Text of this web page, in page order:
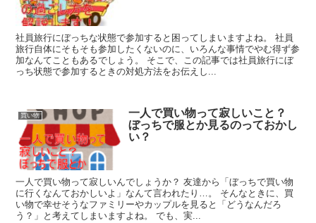
社員旅行にぼっちな状態で参加すると困ってしまいますよね。 社員
旅行自体にそもそも参加したくないのに、いろんな事情でやむ得ず参
加なんてこともあるでしょう。 そこで、この記事では社員旅行にぼ
っち状態で参加するときの対処方法をお伝えし...
買い物
一人で買い物って寂しいこと？
ぼっちで服とか見るのっておかし
い？
一人で買い物って寂しいんでしょうか？ 友達から「ぼっちで買い物
に行くなんておかしいよ」なんて言われたり…。 そんなときに、買
い物で幸せそうなファミリーやカップルを見ると「どうなんだろ
う？」と考えてしまいますよね。 でも、実...